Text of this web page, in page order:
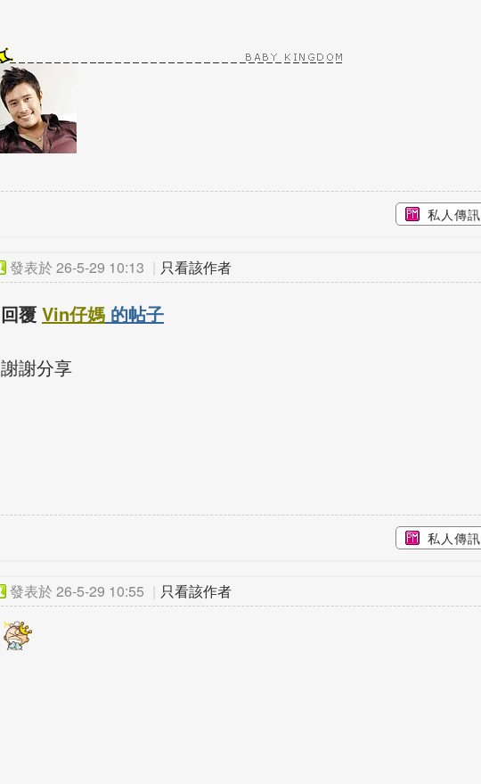
私人傳訊
發表於 26-5-29 10:13 | 只看該作者
回覆 Vin仔媽 的帖子
謝謝分享
私人傳訊
發表於 26-5-29 10:55 | 只看該作者